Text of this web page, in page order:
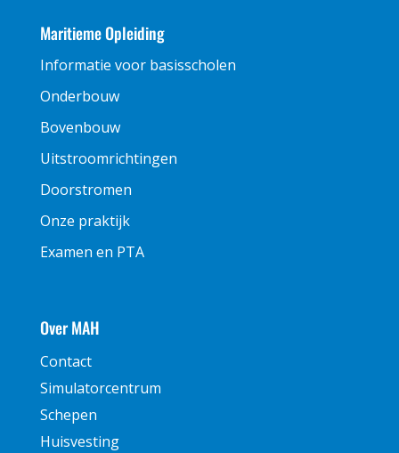
Maritieme Opleiding
Informatie voor basisscholen
Onderbouw
Bovenbouw
Uitstroomrichtingen
Doorstromen
Onze praktijk
Examen en PTA
Over MAH
Contact
Simulatorcentrum
Schepen
Huisvesting